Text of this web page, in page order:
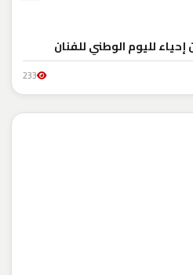
لليوم الوطني للفنان
233